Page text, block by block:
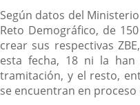
Según datos del
Reto Demográfico, de
crear sus respectivas
esta fecha, 18 ni la
tramitación, y el resto,
se encuentran en